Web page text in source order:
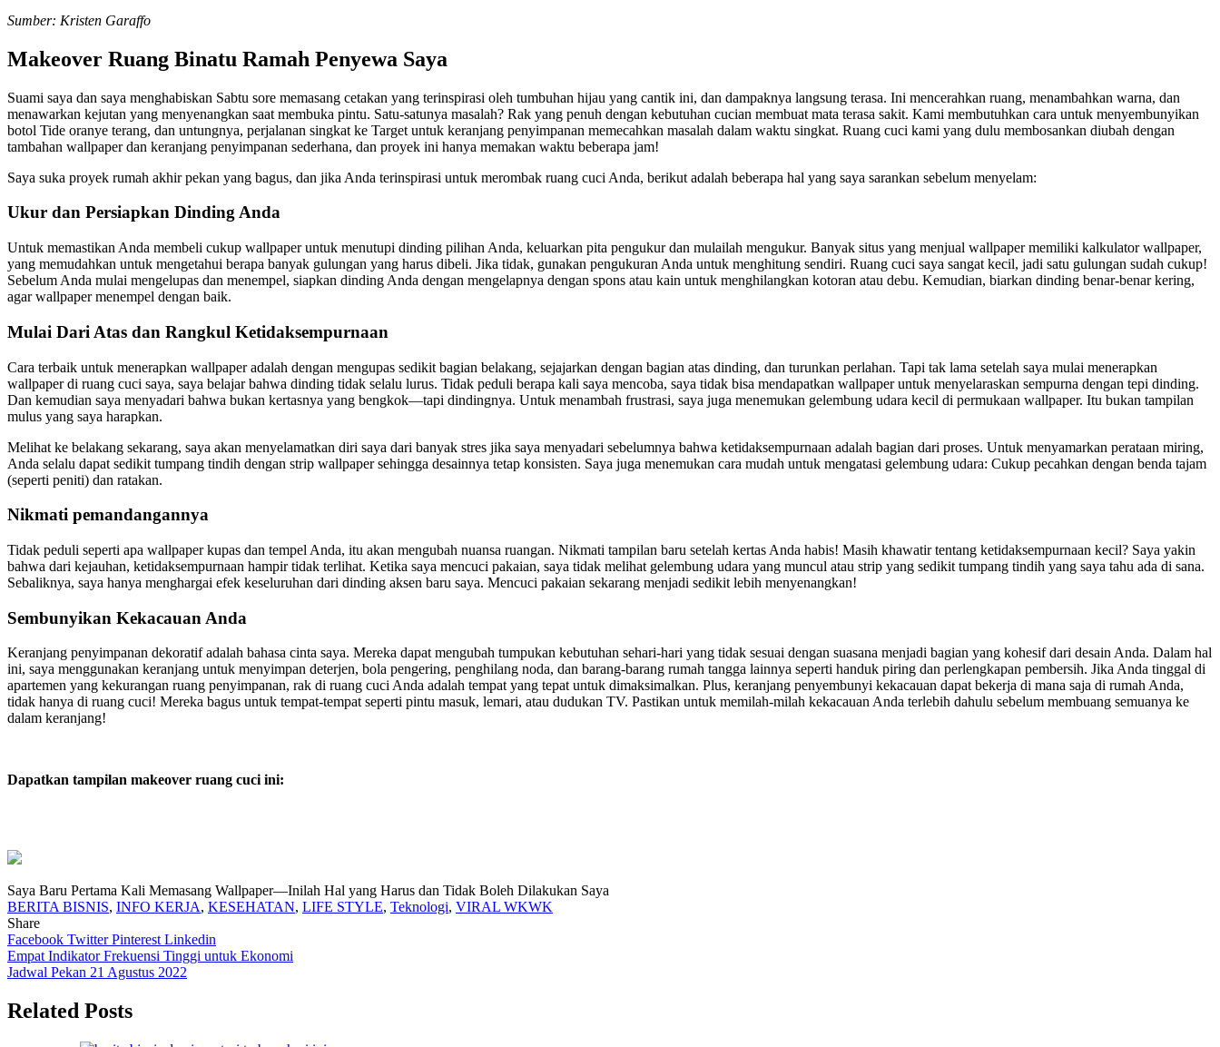
Sumber: Kristen Garaffo
Makeover Ruang Binatu Ramah Penyewa Saya
Suami saya dan saya menghabiskan Sabtu sore memasang cetakan yang terinspirasi oleh tumbuhan hijau yang cantik ini, dan dampaknya langsung terasa. Ini mencerahkan ruang, menambahkan warna, dan
menawarkan kejutan yang menyenangkan saat membuka pintu. Satu-satunya masalah? Rak yang penuh dengan kebutuhan cucian membuat mata terasa sakit. Kami membutuhkan cara untuk menyembunyikan
botol Tide oranye terang, dan untungnya, perjalanan singkat ke Target untuk keranjang penyimpanan memecahkan masalah dalam waktu singkat. Ruang cuci kami yang dulu membosankan diubah dengan
tambahan wallpaper dan keranjang penyimpanan sederhana, dan proyek ini hanya memakan waktu beberapa jam!
Saya suka proyek rumah akhir pekan yang bagus, dan jika Anda terinspirasi untuk merombak ruang cuci Anda, berikut adalah beberapa hal yang saya sarankan sebelum menyelam:
Ukur dan Persiapkan Dinding Anda
Untuk memastikan Anda membeli cukup wallpaper untuk menutupi dinding pilihan Anda, keluarkan pita pengukur dan mulailah mengukur. Banyak situs yang menjual wallpaper memiliki kalkulator wallpaper,
yang memudahkan untuk mengetahui berapa banyak gulungan yang harus dibeli. Jika tidak, gunakan pengukuran Anda untuk menghitung sendiri. Ruang cuci saya sangat kecil, jadi satu gulungan sudah cukup!
Sebelum Anda mulai mengelupas dan menempel, siapkan dinding Anda dengan mengelapnya dengan spons atau kain untuk menghilangkan kotoran atau debu. Kemudian, biarkan dinding benar-benar kering,
agar wallpaper menempel dengan baik.
Mulai Dari Atas dan Rangkul Ketidaksempurnaan
Cara terbaik untuk menerapkan wallpaper adalah dengan mengupas sedikit bagian belakang, sejajarkan dengan bagian atas dinding, dan turunkan perlahan. Tapi tak lama setelah saya mulai menerapkan
wallpaper di ruang cuci saya, saya belajar bahwa dinding tidak selalu lurus. Tidak peduli berapa kali saya mencoba, saya tidak bisa mendapatkan wallpaper untuk menyelaraskan sempurna dengan tepi dinding.
Dan kemudian saya menyadari bahwa bukan kertasnya yang bengkok—tapi dindingnya. Untuk menambah frustrasi, saya juga menemukan gelembung udara kecil di permukaan wallpaper. Itu bukan tampilan
mulus yang saya harapkan.
Melihat ke belakang sekarang, saya akan menyelamatkan diri saya dari banyak stres jika saya menyadari sebelumnya bahwa ketidaksempurnaan adalah bagian dari proses. Untuk menyamarkan perataan miring,
Anda selalu dapat sedikit tumpang tindih dengan strip wallpaper sehingga desainnya tetap konsisten. Saya juga menemukan cara mudah untuk mengatasi gelembung udara: Cukup pecahkan dengan benda tajam
(seperti peniti) dan ratakan.
Nikmati pemandangannya
Tidak peduli seperti apa wallpaper kupas dan tempel Anda, itu akan mengubah nuansa ruangan. Nikmati tampilan baru setelah kertas Anda habis! Masih khawatir tentang ketidaksempurnaan kecil? Saya yakin
bahwa dari kejauhan, ketidaksempurnaan hampir tidak terlihat. Ketika saya mencuci pakaian, saya tidak melihat gelembung udara yang muncul atau strip yang sedikit tumpang tindih yang saya tahu ada di sana.
Sebaliknya, saya hanya menghargai efek keseluruhan dari dinding aksen baru saya. Mencuci pakaian sekarang menjadi sedikit lebih menyenangkan!
Sembunyikan Kekacauan Anda
Keranjang penyimpanan dekoratif adalah bahasa cinta saya. Mereka dapat mengubah tumpukan kebutuhan sehari-hari yang tidak sesuai dengan suasana menjadi bagian yang kohesif dari desain Anda. Dalam hal
ini, saya menggunakan keranjang untuk menyimpan deterjen, bola pengering, penghilang noda, dan barang-barang rumah tangga lainnya seperti handuk piring dan perlengkapan pembersih. Jika Anda tinggal di
apartemen yang kekurangan ruang penyimpanan, rak di ruang cuci Anda adalah tempat yang tepat untuk dimaksimalkan. Plus, keranjang penyembunyi kekacauan dapat bekerja di mana saja di rumah Anda,
tidak hanya di ruang cuci! Mereka bagus untuk tempat-tempat seperti pintu masuk, lemari, atau dudukan TV. Pastikan untuk memilah-milah kekacauan Anda terlebih dahulu sebelum membuang semuanya ke
dalam keranjang!
Dapatkan tampilan makeover ruang cuci ini:
Saya Baru Pertama Kali Memasang Wallpaper—Inilah Hal yang Harus dan Tidak Boleh Dilakukan Saya
BERITA BISNIS, INFO KERJA, KESEHATAN, LIFE STYLE, Teknologi, VIRAL WKWK
Share
Facebook TwitterPinterest Linkedin
Navigasi
pos
Empat Indikator Frekuensi Tinggi untuk Ekonomi
Jadwal Pekan 21 Agustus 2022
Related Posts